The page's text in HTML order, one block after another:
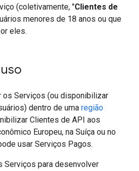
(coletivamente, "Clientes de
menores de 18 anos ou que
eles.
os Serviços (ou disponibilizar
dentro de uma região
Clientes de API aos
Europeu, na Suíça ou no
usar Serviços Pagos.
Serviços para desenvolver